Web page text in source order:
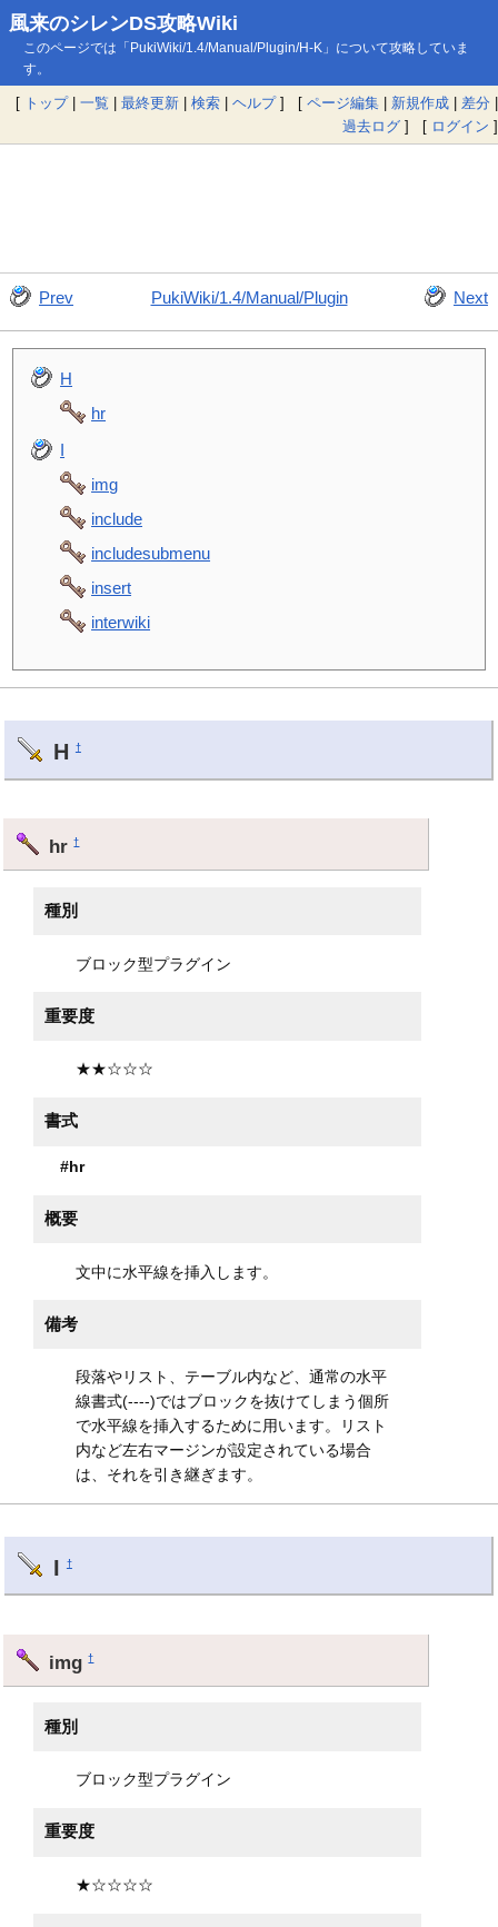
風来のシレンDS攻略Wiki
このページでは「PukiWiki/1.4/Manual/Plugin/H-K」について攻略していま
す。
[ トップ| 一覧 | 最終更新 | 検索 | ヘルプ] [ ページ編集 | 新規作成 | 差分 |
過去ログ ] [ ログイン ]
Prev Next
PukiWiki/1.4/Manual/Plugin
H
hr
I
img
include
includesubmenu
insert
interwiki
H †
hr†
種別
ブロック型プラグイン
重要度
★★☆☆☆
書式
#hr
概要
文中に水平線を挿入します。
備考
段落やリスト、テーブル内など、通常の水平
線書式(----)ではブロックを抜けてしまう個所
で水平線を挿入するために用います。リスト
内など左右マージンが設定されている場合
は、それを引き継ぎます。
I †
img†
種別
ブロック型プラグイン
重要度
★☆☆☆☆